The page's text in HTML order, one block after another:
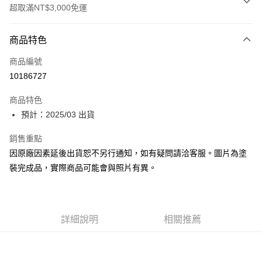
超取滿NT$3,000免運
信用卡一次付款
超商取貨付款
Google Pay
全盈+PAY
大哥付你分期
相關說明
流程，驗證手機門號後，選擇欲分期的期數、繳款截止日，確認付款後即完
商品特色
商品編號
10186727
商品特色
預計：2025/03 出貨
銷售重點
因原廠因素延後出貨恕不另行通知，如有疑問請洽客服。圖片為塗
裝完成品，實際商品可能會與照片有異。
詳細說明 相關推薦